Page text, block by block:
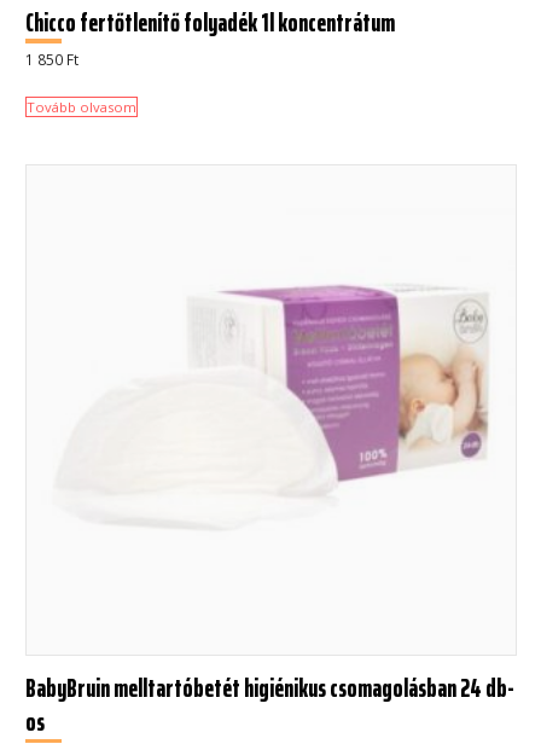
Chicco fertőtlenítő folyadék 1l koncentrátum
1 850 Ft
Tovább olvasom
BabyBruin melltartóbetét higiénikus csomagolásban 24 db-
os